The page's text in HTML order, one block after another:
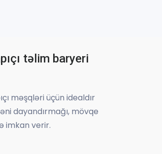
təlim baryeri
məşqləri üçün idealdır
dayandırmağı, mövqe
imkan verir.